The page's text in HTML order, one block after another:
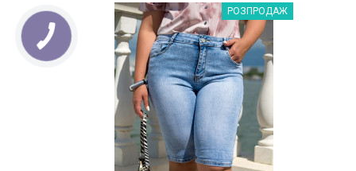
Наклейки Варіант з %РОЗПРОДАЖ